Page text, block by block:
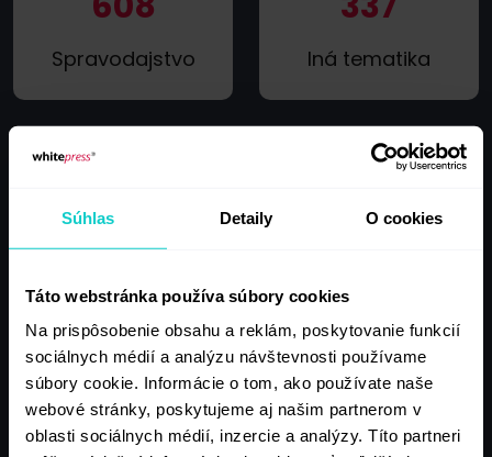
Súhlas Detaily O cookies
Táto webstránka používa súbory cookies
Na prispôsobenie obsahu a reklám, poskytovanie funkcií
sociálnych médií a analýzu návštevnosti používame
súbory cookie. Informácie o tom, ako používate naše
webové stránky, poskytujeme aj našim partnerom v
oblasti sociálnych médií, inzercie a analýzy. Títo partneri
Spravodajstvo Iná tematika
Šport, Fitness,
Kulturistika
274
Hospodárstvo,
Priemysel
247
Kultúra, Umenie